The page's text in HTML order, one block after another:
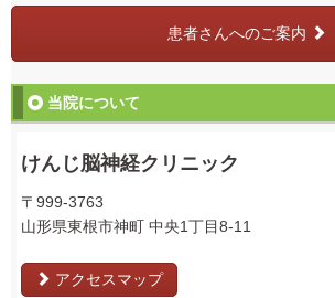
患者さんへのご案内
当院について
けんじ脳神経クリニック
〒999-3763
山形県東根市神町 中央1丁目8-11
アクセスマップ